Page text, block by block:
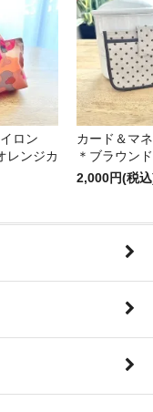
ロン
レンジカ
カード＆マ
＊ブラウン
2,000円(税